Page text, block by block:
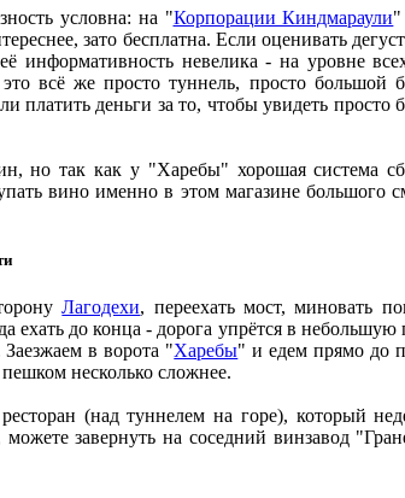
условна: на "Корпорации Киндмараули"
зато бесплатна. Если оценивать
информативность невелика - на уровне
всё же просто туннель, просто большой
платить деньги за то, чтобы увидеть просто
но так как у "Харебы" хорошая система
вино именно в этом магазине большого
Лагодехи, переехать мост, миновать
ехать до конца - дорога упрётся в небольшую
в ворота "Харебы" и едем прямо до
несколько сложнее.
(над туннелем на горе), который
завернуть на соседний винзавод